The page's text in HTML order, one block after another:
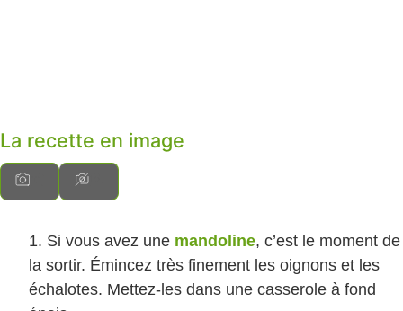
La recette en image
Si vous avez une mandoline, c’est le moment de
la sortir. Émincez très finement les oignons et les
échalotes. Mettez-les dans une casserole à fond